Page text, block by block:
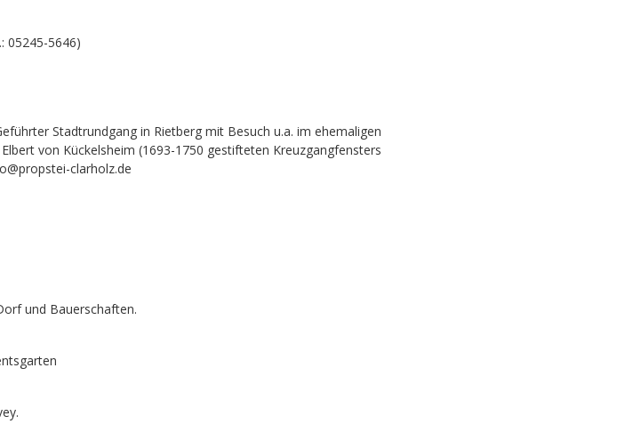
05245-5646)
Stadtrundgang in Rietberg mit Besuch u.a. im ehemaligen
von Kückelsheim (1693-1750 gestifteten Kreuzgangfensters
clarholz.de
und Bauerschaften.